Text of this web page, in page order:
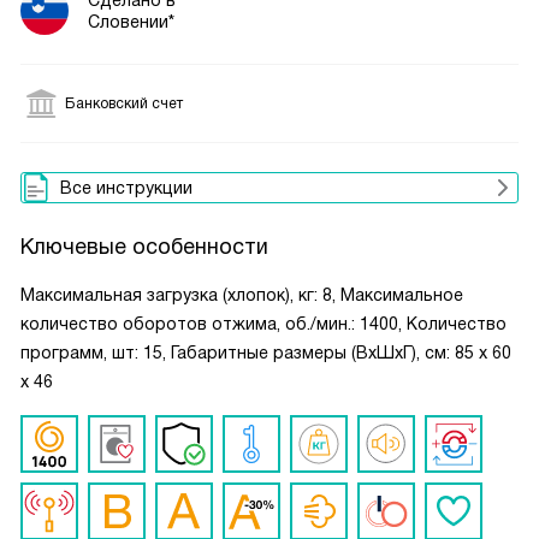
Словении*
Банковский счет
Все инструкции
Ключевые особенности
Максимальная загрузка (хлопок), кг: 8, Максимальное
количество оборотов отжима, об./мин.: 1400, Количество
программ, шт: 15, Габаритные размеры (ВxШxГ), см: 85 x 60
x 46